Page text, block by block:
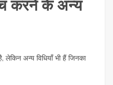
करने के अन्य
लेकिन अन्य विधियाँ भी हैं जिनका